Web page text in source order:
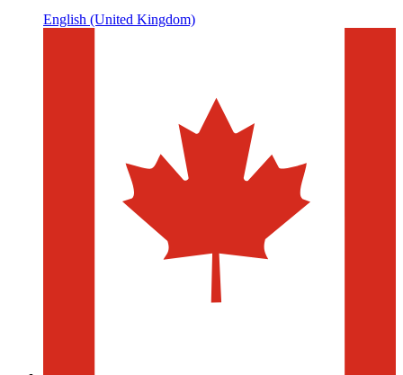
English (United Kingdom)